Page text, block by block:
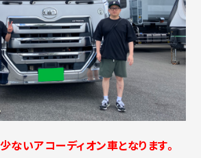
ないアコーディオン車となります。